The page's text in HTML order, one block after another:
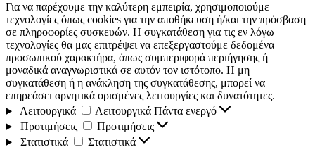
Για να παρέχουμε την καλύτερη εμπειρία, χρησιμοποιούμε
τεχνολογίες όπως cookies για την αποθήκευση ή/και την πρόσβαση
σε πληροφορίες συσκευών. Η συγκατάθεση για τις εν λόγω
τεχνολογίες θα μας επιτρέψει να επεξεργαστούμε δεδομένα
προσωπικού χαρακτήρα, όπως συμπεριφορά περιήγησης ή
μοναδικά αναγνωριστικά σε αυτόν τον ιστότοπο. Η μη
συγκατάθεση ή η ανάκληση της συγκατάθεσης, μπορεί να
επηρεάσει αρνητικά ορισμένες λειτουργίες και δυνατότητες.
Λειτουργικά
Λειτουργικά Πάντα ενεργό
Προτιμήσεις
Προτιμήσεις
Στατιστικά
Στατιστικά